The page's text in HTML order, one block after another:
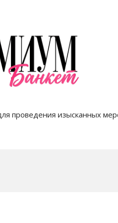
проведения изысканных